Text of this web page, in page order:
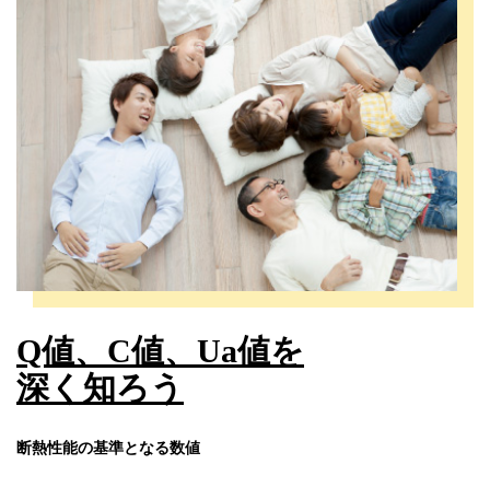
Q値、C値、 Ua値を
深く知ろう
断熱性能の基準となる数値